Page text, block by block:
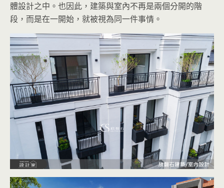
體設計之中。也因此，建築與室內不再是兩個分開的階
段，而是在一開始，就被視為同一件事情。